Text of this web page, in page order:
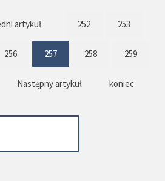
artykuł 252 253
256 257 258 259
Następny artykuł koniec